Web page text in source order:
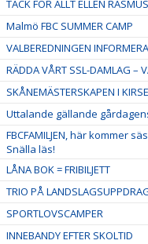
TACK FÖR ALLT ELLEN
Malmö FBC SUMMER CAMP
VALBEREDNINGEN
RÄDDA VÅRT SSL-DAMLAG –
SKÅNEMÄSTERSKAPEN I
Uttalande gällande
FBCFAMILJEN, här kommer
Snälla läs!
LÅNA BOK = FRIBILJETT
TRIO PÅ
SPORTLOVSCAMPER
INNEBANDY EFTER SKOLTID